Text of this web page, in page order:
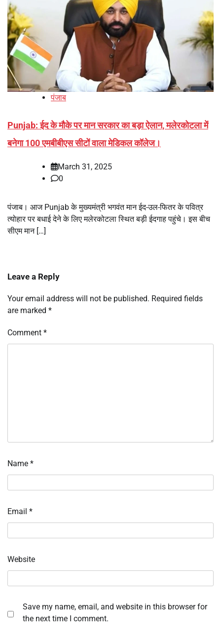
पंजाब
Punjab: ईद के मौके पर मान सरकार का बड़ा ऐलान, मलेरकोटला में
बनेगा 100 एमबीबीएस सीटों वाला मेडिकल कॉलेज।
March 31, 2025
0
पंजाब। आज Punjab के मुख्यमंत्री भगवंत मान ईद-उल-फितर के पवित्र
त्योहार पर बधाई देने के लिए मलेरकोटला स्थित बड़ी ईदगाह पहुंचे। इस बीच
सीएम मान […]
Leave a Reply
Your email address will not be published. Required fields
are marked *
Comment *
Name *
Email *
Website
Save my name, email, and website in this browser for
the next time I comment.